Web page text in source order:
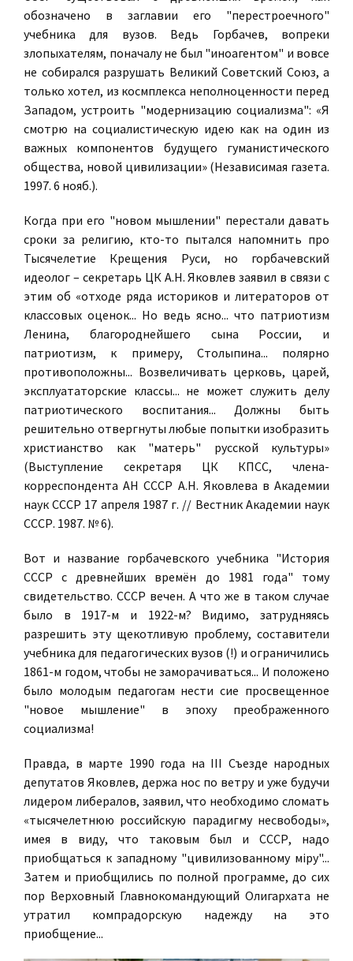
обозначено в заглавии его "перестроечного"
учебника для вузов. Ведь Горбачев, вопреки
злопыхателям, поначалу не был "иноагентом" и вовсе
не собирался разрушать Великий Советский Союз, а
только хотел, из космплекса неполноценности перед
Западом, устроить "модернизацию социализма": «Я
смотрю на социалистическую идею как на один из
важных компонентов будущего гуманистического
общества, новой цивилизации» (Независимая газета.
1997. 6 нояб.).
Когда при его "новом мышлении" перестали давать
сроки за религию, кто-то пытался напомнить про
Тысячелетие Крещения Руси, но горбачевский
идеолог – секретарь ЦК А.Н. Яковлев заявил в связи с
этим об «отходе ряда историков и литераторов от
классовых оценок... Но ведь ясно... что патриотизм
Ленина, благороднейшего сына России, и
патриотизм, к примеру, Столыпина... полярно
противоположны... Возвеличивать церковь, царей,
эксплуататорские классы... не может служить делу
патриотического воспитания... Должны быть
решительно отвергнуты любые попытки изобразить
христианство как "матерь" русской культуры»
(Выступление секретаря ЦК КПСС, члена-
корреспондента АН СССР А.Н. Яковлева в Академии
наук СССР 17 апреля 1987 г. // Вестник Академии наук
СССР. 1987. № 6).
Вот и название горбачевского учебника "История
СССР с древнейших времён до 1981 года" тому
свидетельство. СССР вечен. А что же в таком случае
было в 1917-м и 1922-м? Видимо, затрудняясь
разрешить эту щекотливую проблему, составители
учебника для педагогических вузов (!) и ограничились
1861-м годом, чтобы не заморачиваться... И положено
было молодым педагогам нести сие просвещенное
"новое мышление" в эпоху преображенного
социализма!
Правда, в марте 1990 года на III Съезде народных
депутатов Яковлев, держа нос по ветру и уже будучи
лидером либералов, заявил, что необходимо сломать
«тысячелетнюю российскую парадигму несвободы»,
имея в виду, что таковым был и СССР, надо
приобщаться к западному "цивилизованному мiру"...
Затем и приобщились по полной программе, до сих
пор Верховный Главнокомандующий Олигархата не
утратил компрадорскую надежду на это
приобщение...